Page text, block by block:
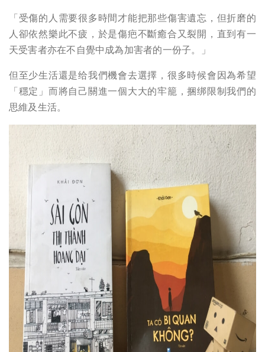
「受傷的人需要很多時間才能把那些傷害遺忘，但折磨的
人卻依然樂此不疲，於是傷疤不斷癒合又裂開，直到有一
天受害者亦在不自覺中成為加害者的一份子。」
但至少生活還是给我們機會去選擇，很多時候會因為希望
「穩定」而將自己關進一個大大的牢籠，捆绑限制我們的
思維及生活。